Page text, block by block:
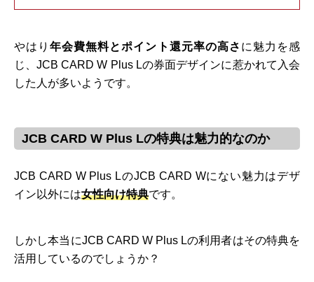
やはり年会費無料とポイント還元率の高さ に魅力を感
じ、JCB CARD W Plus Lの券面デザインに惹かれて入会
した人が多いようです。
JCB CARD W Plus Lの特典は魅力的なのか
JCB CARD W Plus LのJCB CARD Wにない魅力はデザ
イン以外には女性向け特典です。
しかし本当にJCB CARD W Plus Lの利用者はその特典を
活用しているのでしょうか？